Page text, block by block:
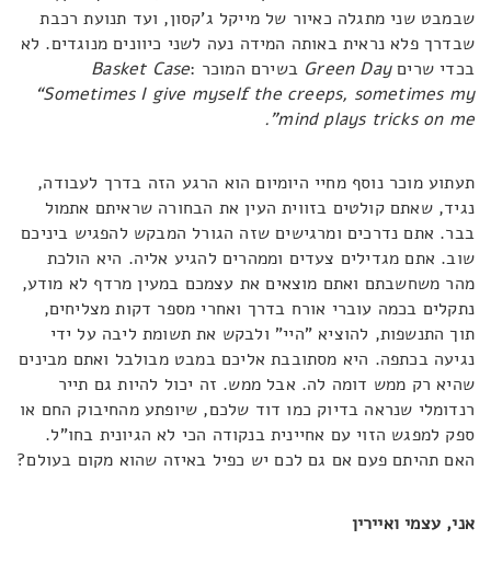
שבמבט שני מתגלה כאיור של מייקל ג'קסון, ועד תנועת רכבת
שבדרך פלא נראית באותה המידה נעה לשני כיוונים מנוגדים. לא
בכדי שריםGreen Day בשירם המוכר Basket Case:
“Sometimes I give myself the creeps, sometimes my
mind plays tricks on me”
.
תעתוע מוכר נוסף מחיי היומיום הוא הרגע הזה בדרך לעבודה,
נגיד, שאתם קולטים בזווית העין את הבחורה שראיתם אתמול
בבר. אתם נדרכים ומרגישים שזה הגורל המבקש להפגיש ביניכם
שוב. אתם מגדילים צעדים וממהרים להגיע אליה. היא הולכת
מהר משחשבתם ואתם מוצאים את עצמכם במעין מרדף לא מודע,
נתקלים בכמה עוברי אורח בדרך ואחרי מספר דקות מצליחים,
תוך התנשפות, להוציא "היי" ולבקש את תשומת ליבה על ידי
נגיעה בכתפה. היא מסתובבת אליכם במבט מבולבל ואתם מבינים
שהיא רק ממש דומה לה. אבל ממש. זה יכול להיות גם תייר
רנדומלי שנראה בדיוק כמו דוד שלכם, שיופתע מהחיבוק החם או
ספק למפגש הזוי עם אחיינית בנקודה הכי לא הגיונית בחו"ל.
האם תהיתם פעם אם גם לכם יש כפיל באיזה שהוא מקום בעולם?
אני, עצמי ואיירין